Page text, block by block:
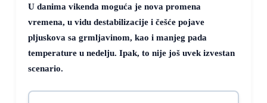
U danima vikenda moguća je nova promena
vremena, u vidu destabilizacije i češće pojave
pljuskova sa grmljavinom, kao i manjeg pada
temperature u nedelju. Ipak, to nije još uvek izvestan
scenario.